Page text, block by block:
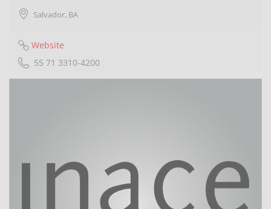
Salvador, BA
Website
55 71 3310-4200